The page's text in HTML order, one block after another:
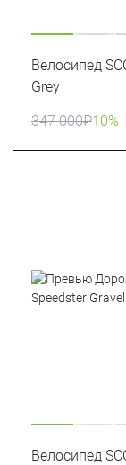
Велосипед
Grey
347 000₽10%
Велосипед